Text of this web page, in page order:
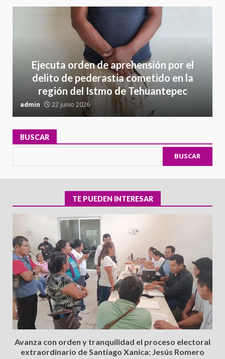
Ejecuta orden de aprehensión por el
delito de pederastia cometido en la
región del Istmo de Tehuantepec
admin 22 junio 2026
BUSCAR
BUSCAR
TE PUEDEN INTERESAR
Avanza con orden y tranquilidad el proceso electoral
extraordinario de Santiago Xanica: Jesús Romero